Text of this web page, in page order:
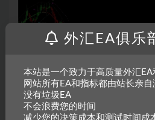
外汇EA俱乐
本站是一个致力于高质量外汇EA
网站所有EA和指标都由站长亲自
没有垃圾EA
不会浪费您的时间
减少您的决策成本和测试时间成